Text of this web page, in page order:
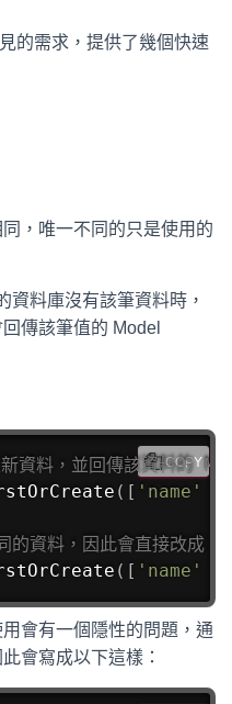
的需求，提供了幾個快速
，唯一不同的只是使用的
資料庫沒有該筆資料時，
傳該筆值的 Model
資料，並回傳該資料的
( [ 'name'
的資料，因此會直接改
( [ 'name'
COPY
會有一個隱性的問題，通
會寫成以下這樣：